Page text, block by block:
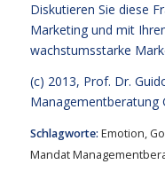
Diskutieren Sie diese
Marketing und mit
wachstumsstarke
(c) 2013, Prof. Dr.
Managementberatung
Schlagworte: Emotion,
Mandat